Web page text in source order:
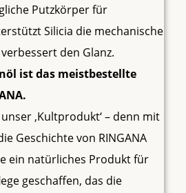
Putzkörper für
Silicia die mechanische
den Glanz.
ist das meistbestellte
‚Kultprodukt‘ – denn mit
Geschichte von RINGANA
ein natürliches Produkt für
geschaffen, das die